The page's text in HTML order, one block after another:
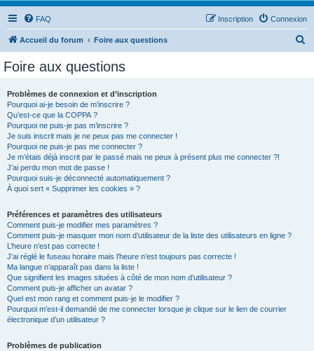
FAQ Connexion
Inscription
Accueil du forum Foire aux questions
Foire aux questions
Problèmes de connexion et d’inscription
Pourquoi ai-je besoin de m’inscrire ?
Qu’est-ce que la COPPA ?
Pourquoi ne puis-je pas m’inscrire ?
Je suis inscrit mais je ne peux pas me connecter !
Pourquoi ne puis-je pas me connecter ?
Je m’étais déjà inscrit par le passé mais ne peux à présent plus me connecter ?!
J’ai perdu mon mot de passe !
Pourquoi suis-je déconnecté automatiquement ?
À quoi sert « Supprimer les cookies » ?
Préférences et paramètres des utilisateurs
Comment puis-je modifier mes paramètres ?
Comment puis-je masquer mon nom d’utilisateur de la liste des utilisateurs en ligne ?
L’heure n’est pas correcte !
J’ai réglé le fuseau horaire mais l’heure n’est toujours pas correcte !
Ma langue n’apparaît pas dans la liste !
Que signifient les images situées à côté de mon nom d’utilisateur ?
Comment puis-je afficher un avatar ?
Quel est mon rang et comment puis-je le modifier ?
Pourquoi m’est-il demandé de me connecter lorsque je clique sur le lien de courrier
électronique d’un utilisateur ?
Problèmes de publication